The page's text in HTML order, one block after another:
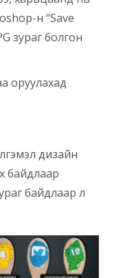
н “Save
зураг болгон
оруулахад
дизайн
байдлаар
байдлаар л